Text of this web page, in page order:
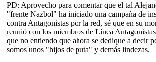
PD: Aprovecho para comentar que el tal
"frente Nazbol" ha iniciado una campaña de
contra Antagonistas por la red, sé que en su
reunió con los miembros de Línea
que no entiendo que ahora se dedique a decir
somos unos "hijos de puta" y demás lindezas.